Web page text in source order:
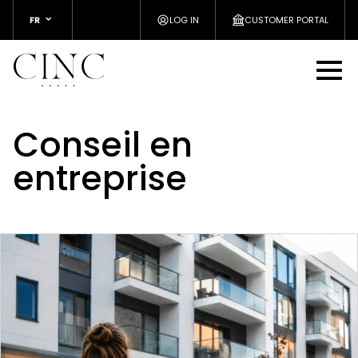
FR LOG IN CUSTOMER PORTAL
Conseil en
entreprise